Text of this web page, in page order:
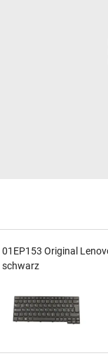
01EP153 Original
schwarz